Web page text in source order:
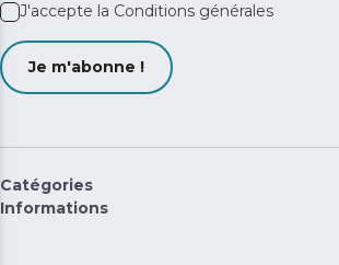
J'accepte la Conditions générales
Je m'abonne !
Catégories
Informations